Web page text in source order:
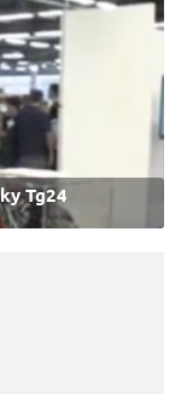
Tg24